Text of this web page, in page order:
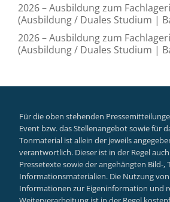
2026 – Ausbildung zum
(Ausbildung / Duales Studium |
2026 – Ausbildung zum
(Ausbildung / Duales Studium |
Für die oben stehenden
Event bzw. das Stellenangebot sowie für
Tonmaterial ist allein der jeweils
verantwortlich. Dieser ist in der Regel
Pressetexte sowie der angehängten Bild-,
Informationsmaterialien. Die Nutzung
Informationen zur Eigeninformation und